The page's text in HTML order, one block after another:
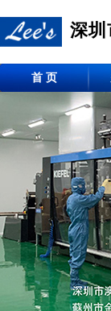
深圳
首 页